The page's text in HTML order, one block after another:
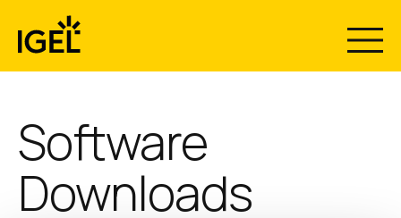
content
Software
Downloads